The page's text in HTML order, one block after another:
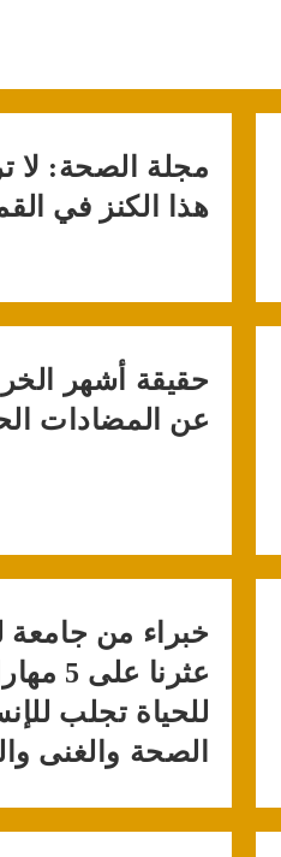
مجلة الصحة: لا
هذا الكنز في
حقيقة أشهر
عن المضادات
خبراء من جامعة
عثرنا على
للحياة تجلب
الصحة والغنى